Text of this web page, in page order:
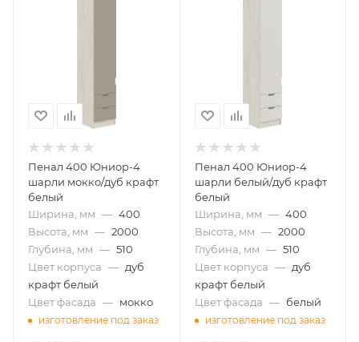
Пенал 400 Юниор-4
шарли мокко/дуб крафт
белый
Ширина, мм — 400
Высота, мм — 2000
Глубина, мм — 510
Цвет корпуса — дуб
крафт белый
Цвет фасада — мокко
изготовление под заказ
Пенал 400 Юниор-4
шарли белый/дуб крафт
белый
Ширина, мм — 400
Высота, мм — 2000
Глубина, мм — 510
Цвет корпуса — дуб
крафт белый
Цвет фасада — белый
изготовление под заказ